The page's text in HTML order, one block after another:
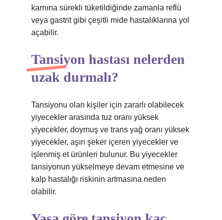
karnına sürekli tüketildiğinde zamanla reflü
veya gastrit gibi çeşitli mide hastalıklarına yol
açabilir.
Tansiyon hastası nelerden
uzak durmalı?
Tansiyonu olan kişiler için zararlı olabilecek
yiyecekler arasında tuz oranı yüksek
yiyecekler, doymuş ve trans yağ oranı yüksek
yiyecekler, aşırı şeker içeren yiyecekler ve
işlenmiş et ürünleri bulunur. Bu yiyecekler
tansiyonun yükselmeye devam etmesine ve
kalp hastalığı riskinin artmasına neden
olabilir.